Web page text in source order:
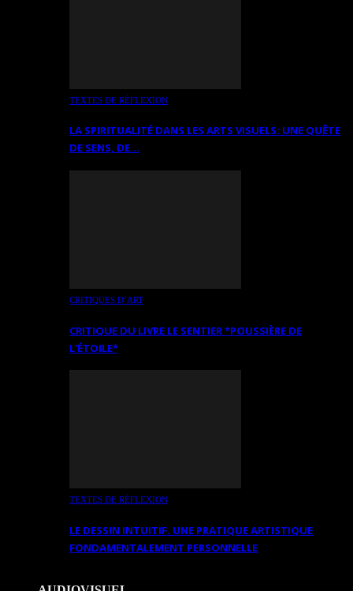
TEXTES DE RÉFLEXION
LA SPIRITUALITÉ DANS LES ARTS VISUELS: UNE QUÊTE
DE SENS, DE…
CRITIQUES D’ART
CRITIQUE DU LIVRE LE SENTIER *POUSSIÈRE DE
L’ÉTOILE*
TEXTES DE RÉFLEXION
LE DESSIN INTUITIF. UNE PRATIQUE ARTISTIQUE
FONDAMENTALEMENT PERSONNELLE